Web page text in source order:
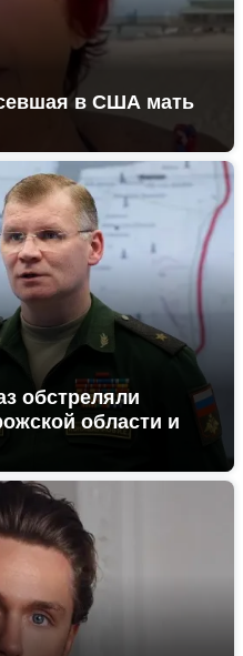
в США мать
обстреляли
области и